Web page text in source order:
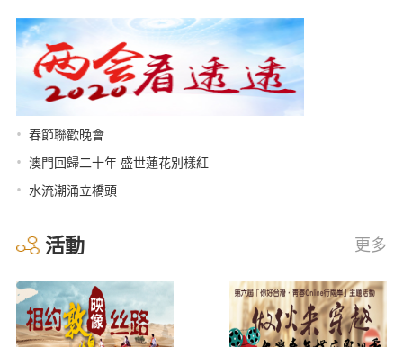
• 春節聯歡晚會
• 澳門回歸二十年 盛世蓮花別樣紅
• 水流潮涌立橋頭
活動 更多